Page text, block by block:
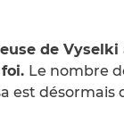
de Vyselki
Le nombre
est désormais